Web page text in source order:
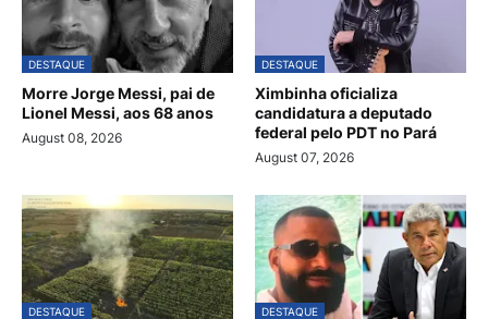
DESTAQUE
Morre Jorge Messi, pai de
Lionel Messi, aos 68 anos
August 08, 2026
DESTAQUE
Ximbinha oficializa
candidatura a deputado
federal pelo PDT no Pará
August 07, 2026
DESTAQUE DESTAQUE